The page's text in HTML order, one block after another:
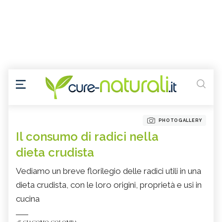
PHOTOGALLERY
Il consumo di radici nella
dieta crudista
Vediamo un breve florilegio delle radici utili in una
dieta crudista, con le loro origini, proprietà e usi in
cucina